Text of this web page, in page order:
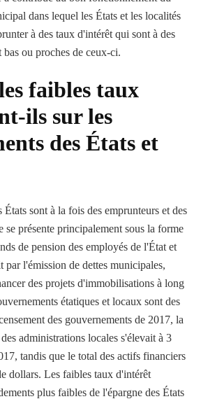
dans lequel les États et les localités
à des taux d'intérêt qui sont à des
ou proches de ceux-ci.
faibles taux
ils sur les
des États et
États sont à la fois des emprunteurs et des
se présente principalement sous la forme
de pension des employés de l'État et
par l'émission de dettes municipales,
des projets d'immobilisations à long
étatiques et locaux sont des
des gouvernements de 2017, la
administrations locales s'élevait à 3
tandis que le total des actifs financiers
dollars. Les faibles taux d'intérêt
plus faibles de l'épargne des États